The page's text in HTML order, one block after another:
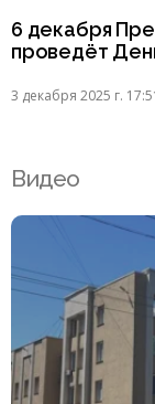
6 декабря
проведёт
3 декабря 2025 г.
Видео